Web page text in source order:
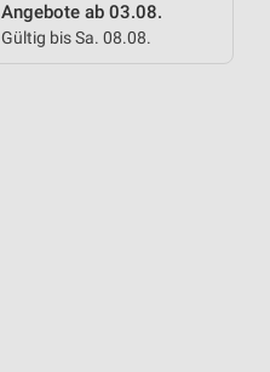
Angebote ab 03.08.
Gültig bis Sa. 08.08.